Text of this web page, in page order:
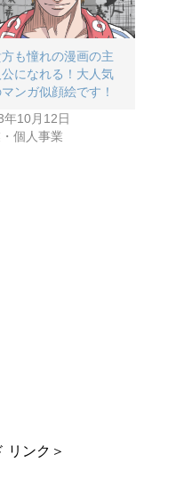
も憧れの漫画の主
公になれる！大人気
ンガ似顔絵です！
年10月12日
個人事業
リンク＞